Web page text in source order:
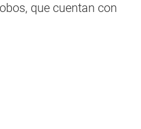
que cuentan con